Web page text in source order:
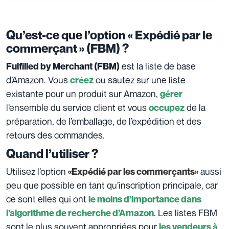
Qu’est-ce que l’option « Expédié par le
commerçant » (FBM) ?
Fulfilled by Merchant (FBM) est la liste de base
d’Amazon. Vouscréezou sautez sur une liste
existante pour un produit sur Amazon, gérer
l’ensemble du service client et vousoccupezde la
préparation, de l’emballage, de l’expédition et des
retours des commandes.
Quand l’utiliser ?
Utilisez l’option «Expédié par les commerçants»aussi
peu que possible en tant qu’inscription principale, car
ce sont elles qui ont le moins d’importance dans
l’algorithme de recherche d’Amazon. Les listes FBM
sont le plus souvent appropriées pourles vendeurs à